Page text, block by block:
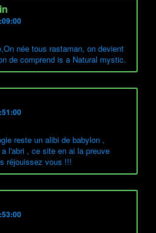
née tous rastaman, on devient
de comprend is a Natural mystic.
reste un alibi de babylon ,
l'abri , ce site en ai la preuve
réjouissez vous !!!